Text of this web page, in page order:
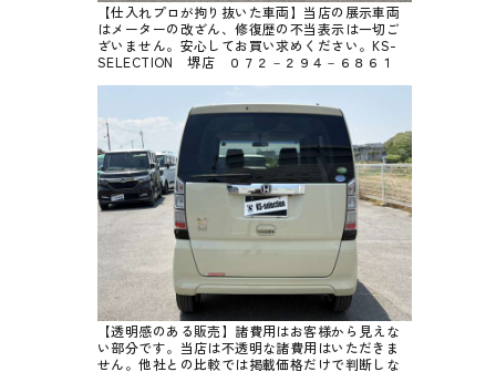
【仕入れプロが拘り抜いた車両】当店の展示車両
はメーターの改ざん、修復歴の不当表示は一切ご
ざいません。安心してお買い求めください。KS-
SELECTION 堺店 ０７２－２９４－６８６１
【透明感のある販売】諸費用はお客様から見えな
い部分です。当店は不透明な諸費用はいただきま
せん。他社との比較では掲載価格だけで判断しな